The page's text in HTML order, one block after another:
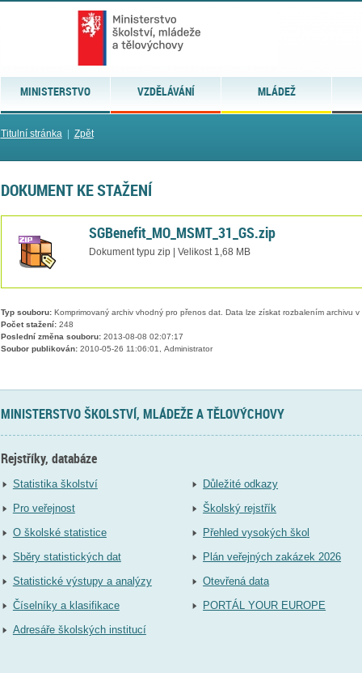
MINISTERSTVO VZDĚLÁVÁNÍ MLÁDEŽ
Titulní stránka| Zpět
DOKUMENT KE STAŽENÍ
SGBenefit_MO_MSMT_31_GS.zip
Dokument typu zip | Velikost 1,68 MB
Typ souboru:Komprimovaný archiv vhodný pro přenos dat. Data lze získat rozbalením archivu
Počet stažení:248
Poslední změna souboru:2013-08-08 02:07:17
Soubor publikován:2010-05-26 11:06:01, Administrator
MINISTERSTVO ŠKOLSTVÍ, MLÁDEŽE A TĚLOVÝCHOVY
Rejstříky, databáze
Statistika školství
Pro veřejnost
O školské statistice
Sběry statistických dat
Statistické výstupy a analýzy
Číselníky a klasifikace
Adresáře školských institucí
Důležité odkazy
Školský rejstřík
Přehled vysokých škol
Plán veřejných zakázek 2026
Otevřená data
PORTÁL YOUR EUROPE